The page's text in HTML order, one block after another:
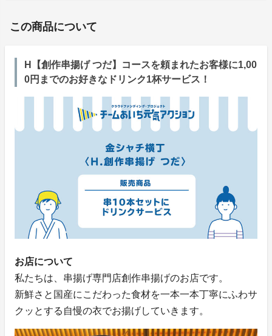
この商品について
H【創作串揚げ つだ】コースを頼まれたお客様に1,00
0円までのお好きなドリンク1杯サービス！
お店について
私たちは、串揚げ専門店創作串揚げのお店です。
新鮮さと国産にこだわった食材を一本一本丁寧にふわサ
クッとする自慢の衣でお揚げしていきます。